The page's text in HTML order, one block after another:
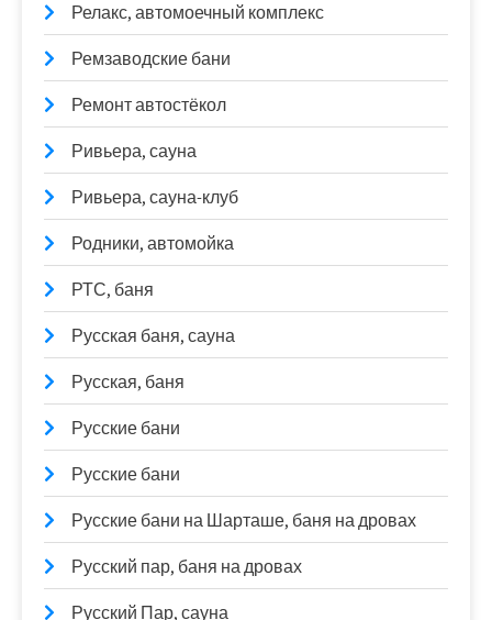
Релакс, автомоечный комплекс
Ремзаводские бани
Ремонт автостёкол
Ривьера, сауна
Ривьера, сауна-клуб
Родники, автомойка
РТС, баня
Русская баня, сауна
Русская, баня
Русские бани
Русские бани
Русские бани на Шарташе, баня на дровах
Русский пар, баня на дровах
Русский Пар, сауна